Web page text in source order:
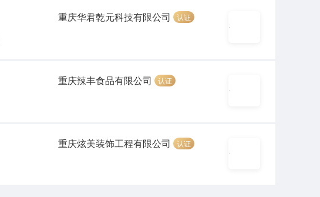
重庆华君乾元科技有限公司 认证
重庆辣丰食品有限公司 认证
重庆炫美装饰工程有限公司 认证